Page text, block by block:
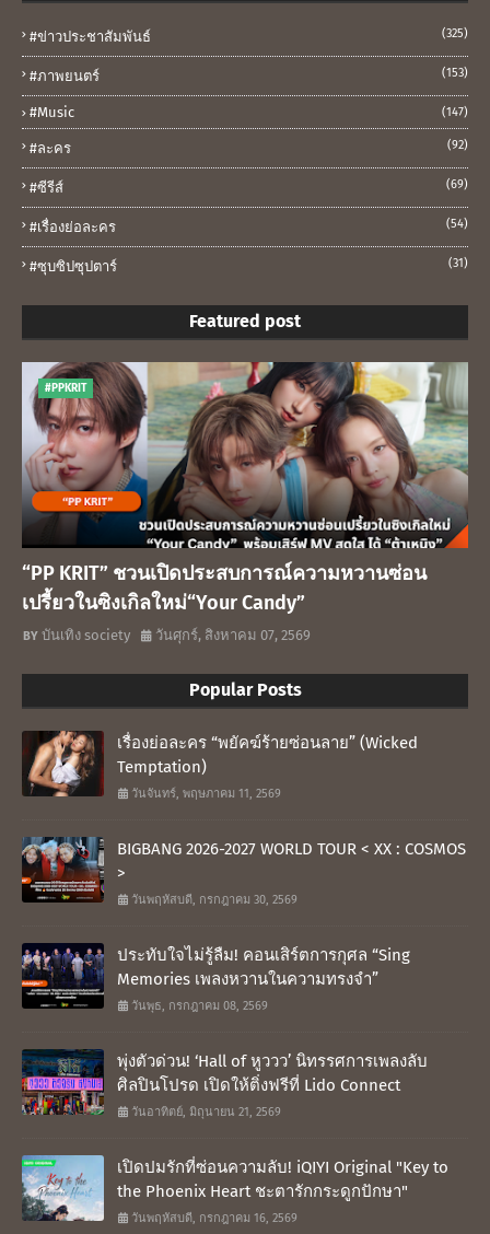
#ข่าวประชาสัมพันธ์ (325)
#ภาพยนตร์ (153)
#music (147)
#ละคร (92)
#ซีรีส์ (69)
#เรื่องย่อละคร (54)
#ซุบซิปซุปตาร์ (31)
Featured post
#PPKRIT
“PP KRIT” ชวนเปิดประสบการณ์ความหวานซ่อน
เปรี้ยวในซิงเกิลใหม่“Your Candy”
บันเทิง society วันศุกร์, สิงหาคม 07, 2569
Popular Posts
เรื่องย่อละคร “พยัคฆ์ร้ายซ่อนลาย” (Wicked
Temptation)
วันจันทร์, พฤษภาคม 11, 2569
BIGBANG 2026-2027 WORLD TOUR < XX : COSMOS
>
วันพฤหัสบดี, กรกฎาคม 30, 2569
ประทับใจไม่รู้ลืม! คอนเสิร์ตการกุศล “Sing
Memories เพลงหวานในความทรงจำ”
วันพุธ, กรกฎาคม 08, 2569
พุ่งตัวด่วน! ‘Hall of หูววว’ นิทรรศการเพลงลับ
ศิลปินโปรด เปิดให้ติ่งฟรีที่ Lido Connect
วันอาทิตย์, มิถุนายน 21, 2569
เปิดปมรักที่ซ่อนความลับ! iQIYI Original "Key to
the Phoenix Heart ชะตารักกระดูกปักษา"
วันพฤหัสบดี, กรกฎาคม 16, 2569